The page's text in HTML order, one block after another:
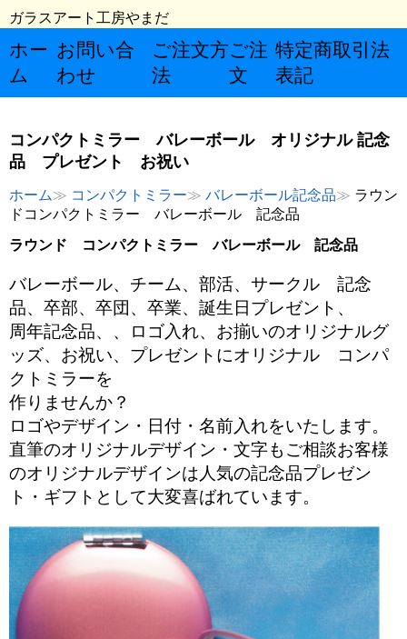
ガラスアート工房やまだ
ホー
ム
お問い合
わせ
ご注文方
法
ご注
文
特定商取引法
表記
コンパクトミラー バレーボール オリジナル 記念
品 プレゼント お祝い
ホーム コンパクトミラー バレーボール記念品
ラウン
ドコンパクトミラー バレーボール 記念品
ラウンド コンパクトミラー バレーボール 記念品
バレーボール、チーム、部活、サークル 記念
品、卒部、卒団、卒業、誕生日プレゼント、
周年記念品、、ロゴ入れ、お揃いのオリジナルグ
ッズ、お祝い、プレゼントにオリジナル コンパ
クトミラーを
作りませんか？
ロゴやデザイン・日付・名前入れをいたします。
直筆のオリジナルデザイン・文字もご相談お客様
のオリジナルデザインは人気の記念品プレゼン
ト・ギフトとして大変喜ばれています。